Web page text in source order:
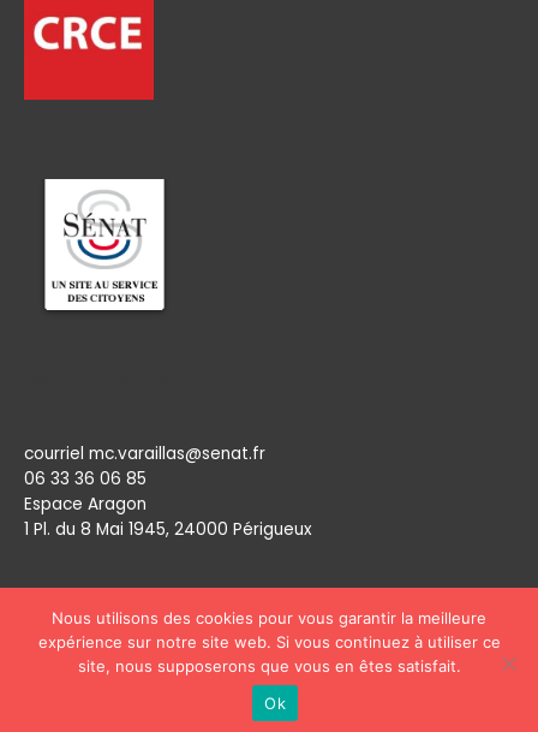
courriel mc.varaillas@senat.fr
06 33 36 06 85
Espace Aragon
1 Pl. du 8 Mai 1945, 24000 Périgueux​
Copyright © 2026Marie Claude Varaillas
Nous utilisons des cookies pour vous garantir la meilleure
expérience sur notre site web. Si vous continuez à utiliser ce
site, nous supposerons que vous en êtes satisfait.
Ok